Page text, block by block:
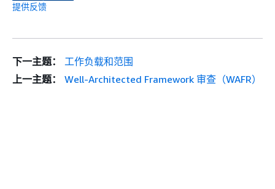
提供反馈
下一主题：
工作负载和范围
上一主题：
Well-Architected Framework 审查（WAFR）